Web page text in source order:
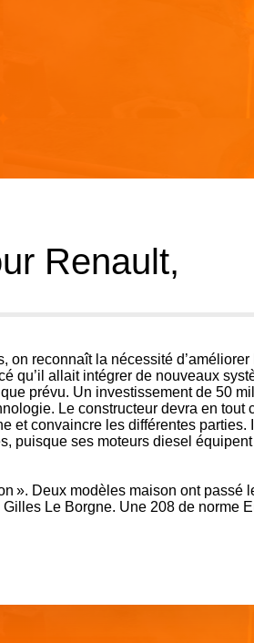
Renault,
on reconnaît la nécessité
qu’il allait intégrer de nouveaux
prévu. Un investissement de 50
Le constructeur devra en tout
et convaincre les différentes parties.
puisque ses moteurs diesel
». Deux modèles maison ont passé
Le Borgne. Une 208 de norme